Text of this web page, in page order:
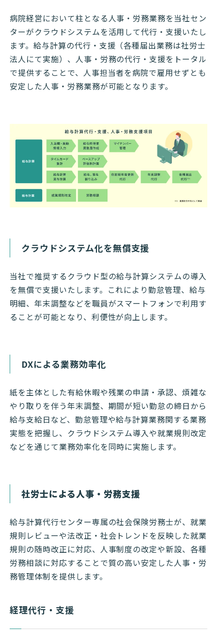
病院経営において柱となる人事・労務業務を当社セン
ターがクラウドシステムを活用して代行・支援いたし
ます。給与計算の代行・支援（各種届出業務は社労士
法人にて実施）、人事・労務の代行・支援をトータル
で提供することで、人事担当者を病院で雇用せずとも
安定した人事・労務業務が可能となります。
クラウドシステム化を無償支援
当社で推奨するクラウド型の給与計算システムの導入
を無償で支援いたします。これにより勤怠管理、給与
明細、年末調整などを職員がスマートフォンで利用す
ることが可能となり、利便性が向上します。
DXによる業務効率化
紙を主体とした有給休暇や残業の申請・承認、煩雑な
やり取りを伴う年末調整、期間が短い勤怠の締日から
給与支給日など、勤怠管理や給与計算業務関する業務
実態を把握し、クラウドシステム導入や就業規則改定
などを通じて業務効率化を同時に実施します。
社労士による人事・労務支援
給与計算代行センター専属の社会保険労務士が、就業
規則レビューや法改正・社会トレンドを反映した就業
規則の随時改正に対応、人事制度の改定や新設、各種
労務相談に対応することで質の高い安定した人事・労
務管理体制を提供します。
経理代行・支援